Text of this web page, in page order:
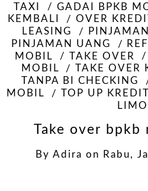
TAXI
GADAI BPKB
KEMBALI
OVER
LEASING
PINJAMAN UANG
MOBIL
TAKE OVER
MOBIL
TAKE OVER
TANPA BI CHECKING
MOBIL
TOP UP
LIMO
Take over bpkb
By Adira on Rabu,